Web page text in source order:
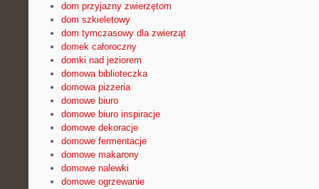
dom przyjazny zwierzętom
dom szkieletowy
dom tymczasowy dla zwierząt
domek całoroczny
domki nad jeziorem
domowa biblioteczka
domowa pizzeria
domowe biuro
domowe biuro inspiracje
domowe dekoracje
domowe fermentacje
domowe makarony
domowe nalewki
domowe ogrzewanie